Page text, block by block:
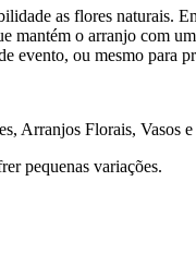
as flores naturais.
mantém o arranjo com
evento, ou mesmo para
Arranjos Florais, Vasos
pequenas variações.